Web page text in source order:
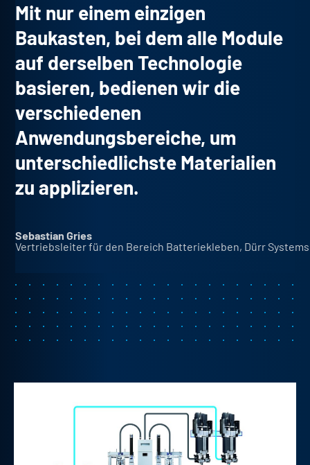
Mit nur einem einzigen
Baukasten, bei dem alle Module
auf derselben Technologie
basieren, bedienen wir die
verschiedenen
Anwendungsbereiche, um
unterschiedlichste Materialien
zu applizieren.
Sebastian Gries
Vertriebsleiter für den Bereich Batteriekleben, Dürr Systems